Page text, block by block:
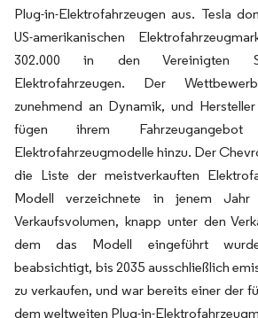
Plug-in-Elektrofahrzeugen aus. Tesla
US-amerikanischen
302.000 in den Vereinigten
Elektrofahrzeugen. Der
zunehmend an Dynamik, und
fügen ihrem
Elektrofahrzeugmodelle hinzu. Der
die Liste der meistverkauften
Modell verzeichnete in jenem Jahr
Verkaufsvolumen, knapp unter den
dem das Modell eingeführt
beabsichtigt, bis 2035 ausschließlich
zu verkaufen, und war bereits einer der
dem weltweiten Plug-in-